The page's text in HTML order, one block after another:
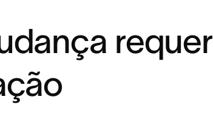
requer